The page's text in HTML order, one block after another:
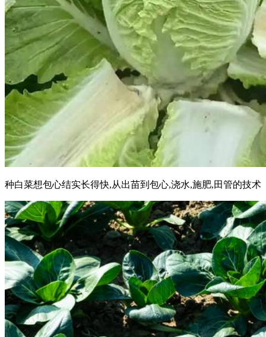
种白菜想包心结实长得快,从出苗到包心,浇水,施肥,田管的技术